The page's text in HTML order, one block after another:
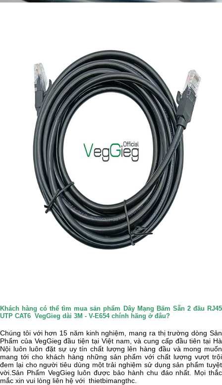
Khách hàng có thể tìm mua sản phẩm Dây Mạng Bấm Sẵn 2 đầu RJ45
UTP CAT6 VegGieg dài 3M - V-E654 chính hãng ở đâu?
Chúng tôi với hơn 15 năm kinh nghiệm, mang ra thị trường dòng Sản
Phẩm của VegGieg đầu tiện tại Việt nam, và cung cấp đầu tiên tại Hà
Nội luôn luôn đặt sự uy tín chất lượng lên hàng đầu và mong muốn
mang tới cho khách hàng những sản phẩm với chất lượng vượt trội
đem lại cho người tiêu dùng một trải nghiệm sử dụng sản phẩm tuyệt
vời.Sản Phẩm VegGieg luôn được bảo hành chu đáo nhất. Mọi thắc
mắc xin vui lòng liên hệ với thietbimangthc.